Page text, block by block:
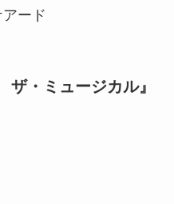
アード
ザ・ミュージカル』